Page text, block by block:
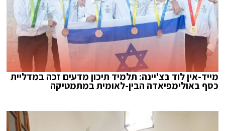
מייד-אין לוד בצ'יינה: תלמיד תיכון מדעים זכה במדליית
כסף באולימפיאדה הבין-לאומית במתמטיקה